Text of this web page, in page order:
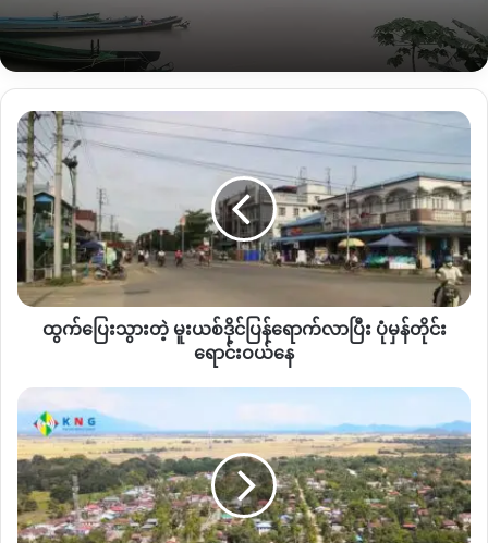
လက်ရှိမှာတော့ မန်နားလေးနဲ့ ခတ်ခုံကျေးရွာကြားမှာ စစ်ကြောင်း
တစ်ခုသာ
ကျန်ရှိနေပြီး အဲဒီစစ်ကြောင်းပါ ဆုတ်သွားရင် ရွှေကူ–င
အိုးလမ်းပိုင်းမှာ
စစ်ကောင်စီစစ်ကြောင်း မရှိတော့ဘူးလို့ ပြောပါ
တယ်။
လက်ရှိ ကျန်ရှိနေတဲ့
ကြားမှာ အင်အား ၈၀၀ ဝန်းကျင်နဲ့ ရှိနေဆဲဖြစ်ပြီး ကာကွယ်ရေးတပ်
ဆက်လက်တိုက်ခိုက်နေတယ်လို့
“မန်နားလေးဘက်ကို ရှင်းနိုင်ရင် လမ်းပိုင်းတစ်ခုလုံး ကင်းစင်သွား
မှာပါ။ ဒီတစ်ရက်၊ နှစ်ရက်အတွင်း အခြေအနေပြောင်းနိုင်ပေ
မယ့် စောင့်ကြည့်ရဦးမယ်” လို့ ကာကွယ်ရေးတပ်ဖွဲ့ဝင်တစ်ဦးက ဆို
ပါတယ်။
ထွက်ပြေး
သွား
တဲ့ မူးယစ်
ဒိုင်
ပြန်
ရောက်လာ
ပုံ
မှန်
တိုင်း
ရောင်းဝယ်
ထွက်ပြေးသွားတဲ့ မူးယစ်ဒိုင်ပြန်ရောက်လာပြီး ပုံမှန်တိုင်း
ရောင်းဝယ်နေ
ဆား
မှော်
ကျေးရွာ
မှာ ကလေး
ငယ်
သုံး
ဦး